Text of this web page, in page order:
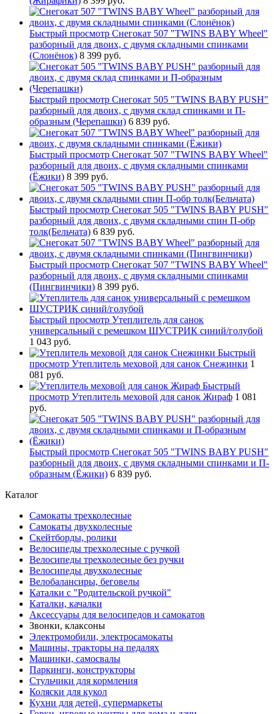
Быстрый просмотр Снегокат 507 "TWINS BABY Wheel"
разборный для двоих, с двумя складными спинками
(Слонёнок) 8 399 руб.
Быстрый просмотр Снегокат 505 "TWINS BABY PUSH"
разборный для двоих, с двумя склад спинками и П-
образным (Черепашки) 6 839 руб.
Быстрый просмотр Снегокат 507 "TWINS BABY Wheel"
разборный для двоих, с двумя складными спинками
(Ёжики) 8 399 руб.
Быстрый просмотр Снегокат 505 "TWINS BABY PUSH"
разборный для двоих, с двумя складными спин П-обр
толк(Бельчата) 6 839 руб.
Быстрый просмотр Снегокат 507 "TWINS BABY Wheel"
разборный для двоих, с двумя складными спинками
(Пингвинчики) 8 399 руб.
Быстрый просмотр Утеплитель для санок
универсальный с ремешком ШУСТРИК синий/голубой
1 043 руб.
Быстрый
просмотр Утеплитель меховой для санок Снежинки 1
081 руб.
Быстрый
просмотр Утеплитель меховой для санок Жираф 1 081
руб.
Быстрый просмотр Снегокат 505 "TWINS BABY PUSH"
разборный для двоих, с двумя складными спинками и П-
образным (Ёжики) 6 839 руб.
Каталог
Самокаты трехколесные
Самокаты двухколесные
Скейтборды, ролики
Велосипеды трехколесные с ручкой
Велосипеды трехколесные без ручки
Велосипеды двухколесные
Велобалансиры, беговелы
Каталки с "Родительской ручкой"
Каталки, качалки
Аксессуары для велосипедов и самокатов
Звонки, клаксоны
Электромобили, электросамокаты
Машины, тракторы на педалях
Машинки, самосвалы
Паркинги, конструкторы
Стульчики для кормления
Коляски для кукол
Кухни для детей, супермаркеты